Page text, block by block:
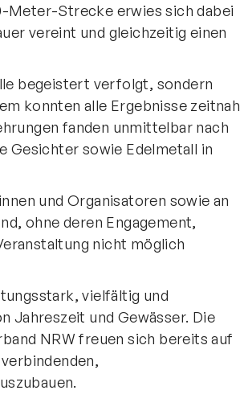
Meter-Strecke erwies sich dabei
vereint und gleichzeitig einen
begeistert verfolgt, sondern
konnten alle Ergebnisse zeitnah
fanden unmittelbar nach
Gesichter sowie Edelmetall in
und Organisatoren sowie an
ohne deren Engagement,
nicht möglich
vielfältig und
Jahreszeit und Gewässer. Die
NRW freuen sich bereits auf